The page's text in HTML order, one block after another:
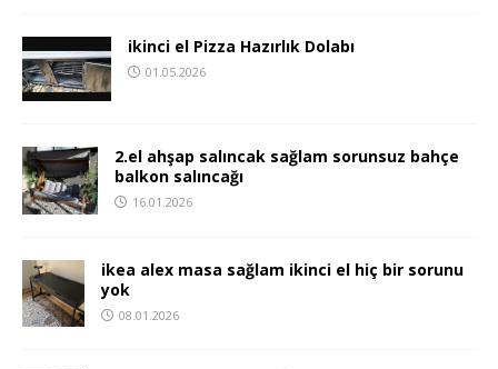
ikinci el Pizza Hazırlık Dolabı
01.05.2026
2.el ahşap salıncak sağlam sorunsuz bahçe
balkon salıncağı
16.01.2026
ikea alex masa sağlam ikinci el hiç bir sorunu
yok
08.01.2026